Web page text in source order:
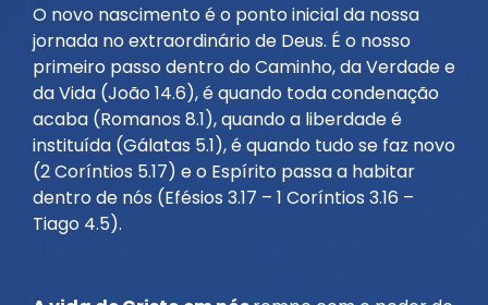
O novo nascimento é o ponto inicial da nossa
jornada no extraordinário de Deus. É o nosso
primeiro passo dentro do Caminho, da Verdade e
da Vida (João 14.6), é quando toda condenação
acaba (Romanos 8.1), quando a liberdade é
instituída (Gálatas 5.1), é quando tudo se faz novo
(2 Coríntios 5.17) e o Espírito passa a habitar
dentro de nós (Efésios 3.17 – 1 Coríntios 3.16 –
Tiago 4.5).